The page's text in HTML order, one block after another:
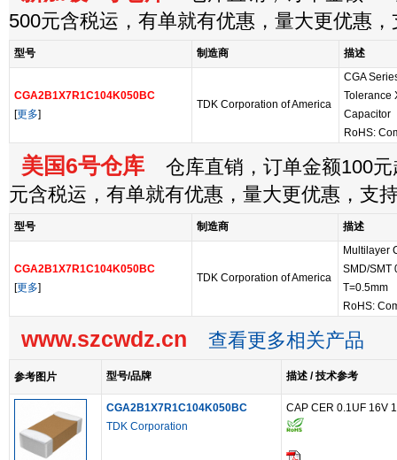
500元含税运，有单就有优惠，量大更优惠
型号 制造商 描述
CGA2B1X7R1C104K050BC
[更多]
TDK Corporation of America
CGA
Tolerance
Capacitor
RoHS:
美国6号仓库 仓库直销，订单金额100元
元含税运，有单就有优惠，量大更优惠，支
型号 制造商 描述
CGA2B1X7R1C104K050BC
[更多]
TDK Corporation of America
Multilayer
SMD/SMT
T=0.5mm
RoHS:
www.szcwdz.cn 查看更多相关产品
参考图片 型号/品牌 描述 / 技术参考
CGA2B1X7R1C104K050BC
TDK Corporation
CAP CER 0.1UF 16V